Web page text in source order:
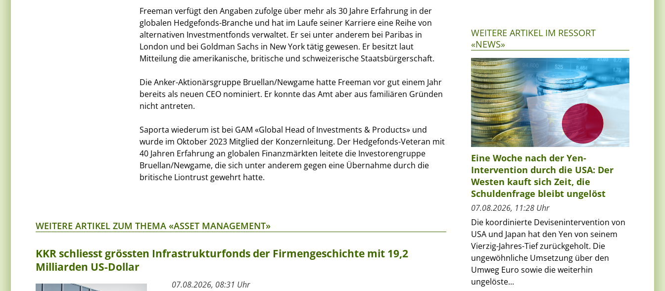
Freeman verfügt den Angaben zufolge über mehr als 30 Jahre Erfahrung in der
globalen Hedgefonds-Branche und hat im Laufe seiner Karriere eine Reihe von
alternativen Investmentfonds verwaltet. Er sei unter anderem bei Paribas in
London und bei Goldman Sachs in New York tätig gewesen. Er besitzt laut
Mitteilung die amerikanische, britische und schweizerische Staatsbürgerschaft.
Die Anker-Aktionärsgruppe Bruellan/Newgame hatte Freeman vor gut einem Jahr
bereits als neuen CEO nominiert. Er konnte das Amt aber aus familiären Gründen
nicht antreten.
Saporta wiederum ist bei GAM «Global Head of Investments & Products» und
wurde im Oktober 2023 Mitglied der Konzernleitung. Der Hedgefonds-Veteran mit
40 Jahren Erfahrung an globalen Finanzmärkten leitete die Investorengruppe
Bruellan/Newgame, die sich unter anderem gegen eine Übernahme durch die
britische Liontrust gewehrt hatte.
WEITERE ARTIKEL ZUM THEMA «ASSET MANAGEMENT»
KKR schliesst grössten Infrastrukturfonds der Firmengeschichte mit 19,2
Milliarden US-Dollar
07.08.2026, 08:31 Uhr
WEITERE ARTIKEL IM RESSORT
«NEWS»
Eine Woche nach der Yen-
Intervention durch die USA: Der
Westen kauft sich Zeit, die
Schuldenfrage bleibt ungelöst
07.08.2026, 11:28 Uhr
Die koordinierte Devisenintervention von
USA und Japan hat den Yen von seinem
Vierzig-Jahres-Tief zurückgeholt. Die
ungewöhnliche Umsetzung über den
Umweg Euro sowie die weiterhin
ungelöste...